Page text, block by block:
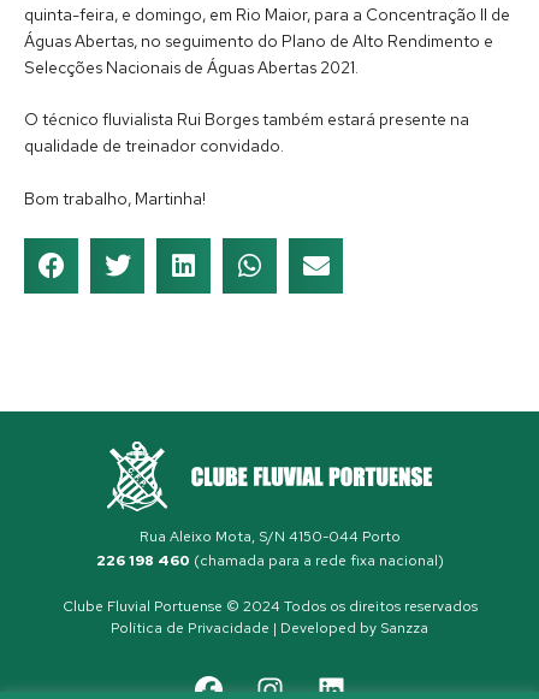
quinta-feira, e domingo, em Rio Maior, para a Concentração II de
Águas Abertas, no seguimento do Plano de Alto Rendimento e
Selecções Nacionais de Águas Abertas 2021.
O técnico fluvialista Rui Borges também estará presente na
qualidade de treinador convidado.
Bom trabalho, Martinha!
Rua Aleixo Mota, S/N 4150-044 Porto
226 198 460 (chamada para a rede fixa nacional)
Clube Fluvial Portuense © 2024 Todos os direitos reservados
Política de Privacidade | Developed by Sanzza